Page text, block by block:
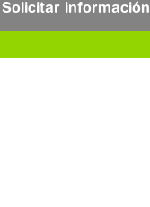
Solicitar información